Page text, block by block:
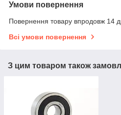
Умови повернення
Повернення товару впродовж 14
Всі умови повернення
З цим товаром також